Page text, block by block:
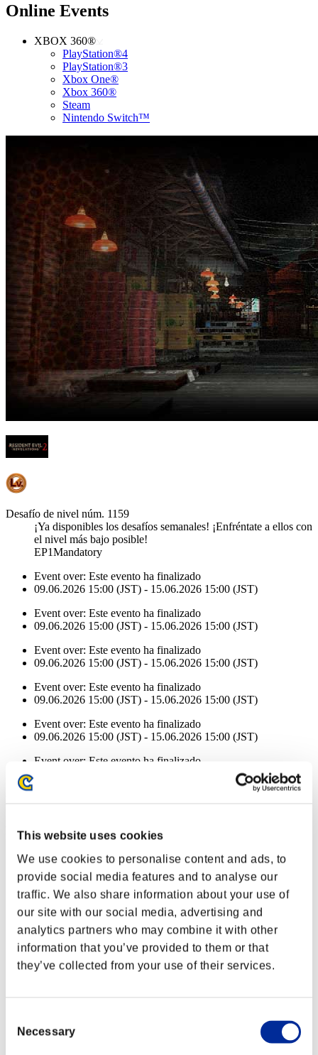
This website uses cookies
We use cookies to personalise content and ads, to
provide social media features and to analyse our
traffic. We also share information about your use of
our site with our social media, advertising and
analytics partners who may combine it with other
information that you’ve provided to them or that
they’ve collected from your use of their services.
Selection
Necessary
Online Events
XBOX 360®
PlayStation®4
PlayStation®3
Xbox One®
Xbox 360®
Steam
Nintendo Switch™
Desafío de nivel núm. 1159
¡Ya disponibles los desafíos semanales! ¡Enfréntate a ellos con
el nivel más bajo posible!
EP1Mandatory
Event over: Este evento ha finalizado
09.06.2026 15:00 (JST) - 15.06.2026 15:00 (JST)
Event over: Este evento ha finalizado
09.06.2026 15:00 (JST) - 15.06.2026 15:00 (JST)
Event over: Este evento ha finalizado
09.06.2026 15:00 (JST) - 15.06.2026 15:00 (JST)
Event over: Este evento ha finalizado
09.06.2026 15:00 (JST) - 15.06.2026 15:00 (JST)
Event over: Este evento ha finalizado
09.06.2026 15:00 (JST) - 15.06.2026 15:00 (JST)
Event over: Este evento ha finalizado
09.06.2026 15:00 (JST) - 15.06.2026 15:00 (JST)
Recompensas de evento
Por logros
Nvl. de personaje: 40 o menos
Asesino común
Nvl. de personaje: 30 o menos
Mun. de hielo
Lv.4
Nvl. de personaje: 20 o menos